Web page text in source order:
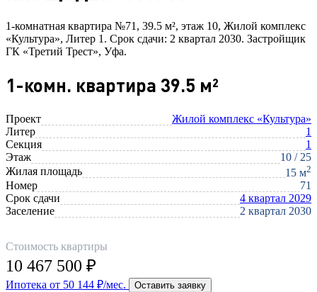
1-комнатная квартира №71, 39.5 м², этаж 10, Жилой комплекс
«Культура», Литер 1. Срок сдачи: 2 квартал 2030. Застройщик
ГК «Третий Трест», Уфа.
1-комн. квартира 39.5 м²
Проект
Жилой комплекс «Культура»
Литер
1
Секция
1
Этаж
10 / 25
Жилая площадь
15 м2
Номер
71
Срок сдачи
4 квартал 2029
Заселение
2 квартал 2030
Стоимость квартиры
10 467 500 ₽
Ипотека от 50 144 ₽/мес. Оставить заявку